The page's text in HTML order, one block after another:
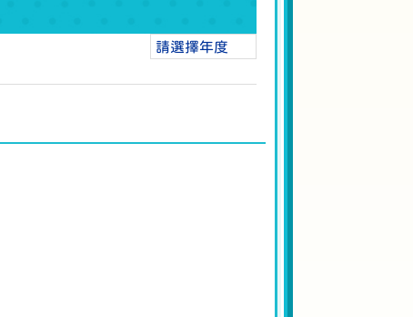
請選擇年度